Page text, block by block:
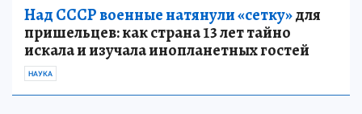
Над СССР военные натянули «сетку»для
пришельцев: как страна 13 лет тайно
искала и изучала инопланетных гостей
НАУКА